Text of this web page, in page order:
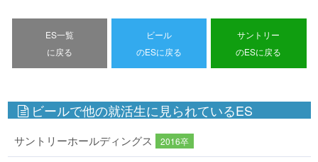
ES一覧
に戻る
ビール
のESに戻る
サントリー
のESに戻る
ビールで他の就活生に見られているES
サントリーホールディングス 2016卒